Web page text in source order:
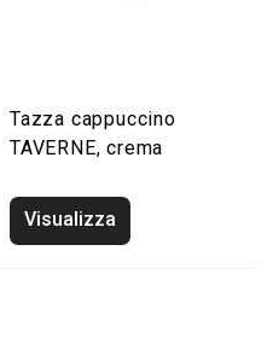
Tazza cappuccino
TAVERNE, crema
Visualizza